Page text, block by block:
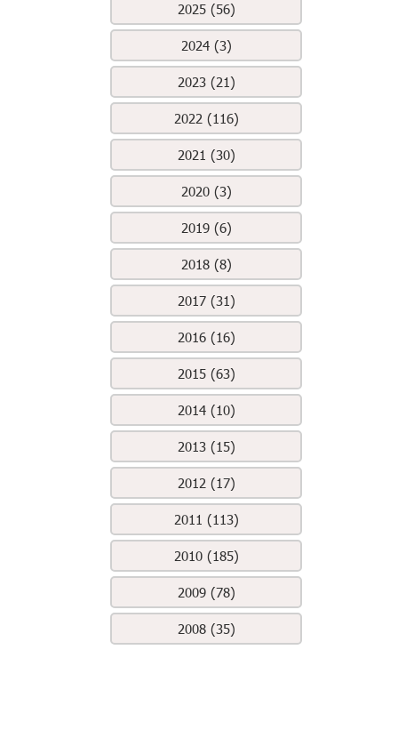
2025 (56)
2024 (3)
2023 (21)
2022 (116)
2021 (30)
2020 (3)
2019 (6)
2018 (8)
2017 (31)
2016 (16)
2015 (63)
2014 (10)
2013 (15)
2012 (17)
2011 (113)
2010 (185)
2009 (78)
2008 (35)